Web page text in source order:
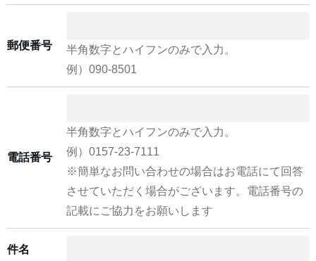
郵便番号
半角数字とハイフンのみで入力。
例）090-8501
電話番号
半角数字とハイフンのみで入力。
例）0157-23-7111
※簡単なお問い合わせの場合はお電話にて回答
させていただく場合がございます。電話番号の
記載にご協力をお願いします
件名